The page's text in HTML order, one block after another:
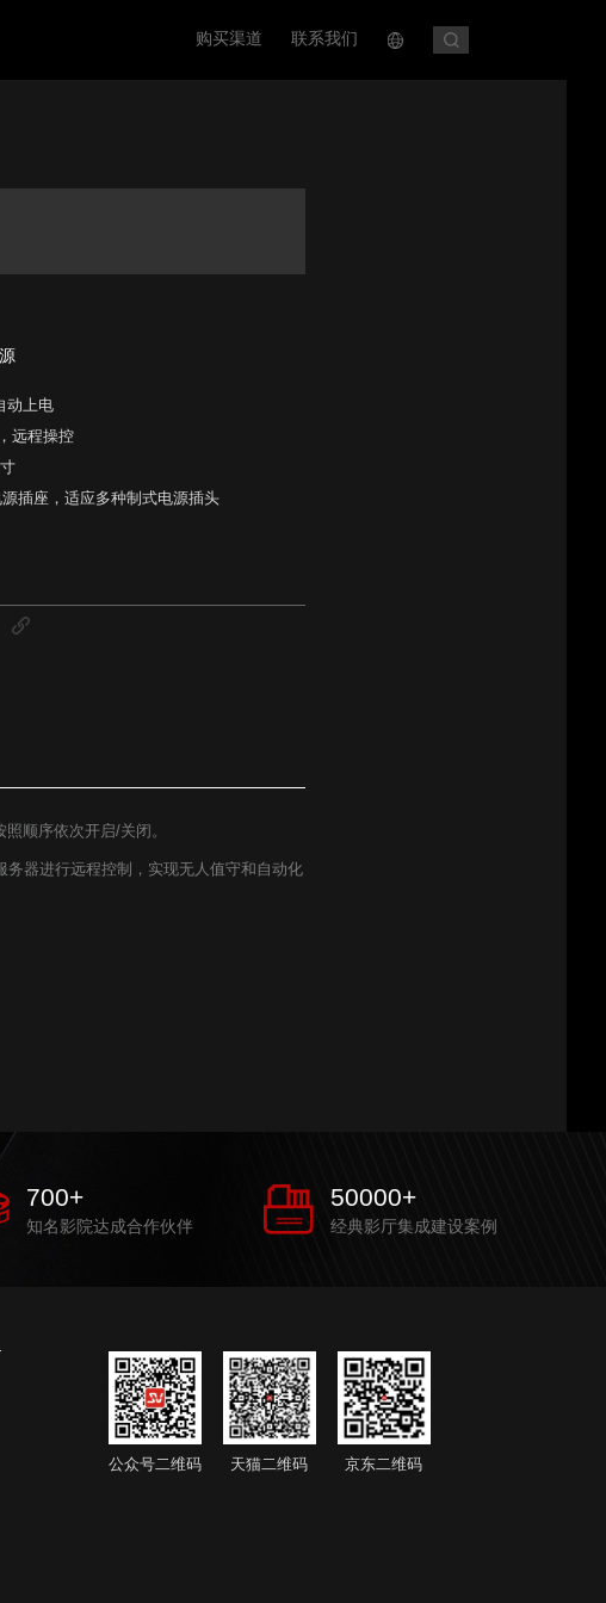
购买渠道 联系我们
动上电
远程操控
插座，适应多种制式电源插头
顺序依次开启/关闭。
器进行远程控制，实现无人值守和自动化
700+
知名影院达成合作伙伴
50000+
经典影厅集成建设案例
公众号二维码 天猫二维码 京东二维码